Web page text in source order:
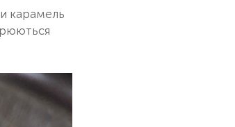
карамель